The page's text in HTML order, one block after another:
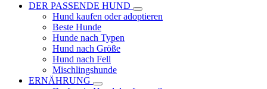
DER PASSENDE HUND
Hund kaufen oder adoptieren
Beste Hunde
Hunde nach Typen
Hund nach Größe
Hund nach Fell
Mischlingshunde
ERNÄHRUNG